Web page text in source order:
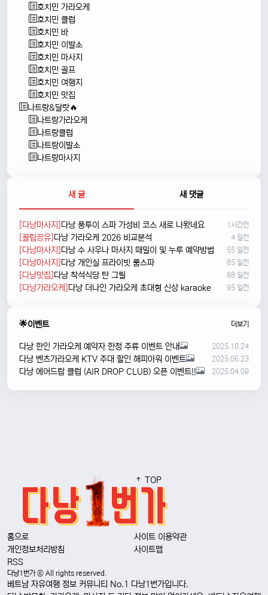
호치민 가라오케
호치민 클럽
호치민 바
호치민 이발소
호치민 마사지
호치민 골프
호치민 여행지
호치민 맛집
나트랑&달랏🔥
나트랑가라오케
나트랑클럽
나트랑이발소
나트랑마사지
새 글 새 댓글
[다낭마사지]다낭 풍투이 스파 가성비 코스 새로 나왔네요 1시간전
[꿀팁공유]다낭 가라오케 2026 비교분석 4 일전
[다낭마사지]다낭 수 사우나 마사지 때밀이 및 누루 예약방법 55 일전
[다낭마사지]다낭 개인실 프라이빗 룸스파 85 일전
[다낭맛집]다낭 착석식당 탄 그릴 88 일전
[다낭가라오케]다낭 더나인 가라오케 초대형 신상 karaoke 95 일전
🌟이벤트 더보기
다낭 한인 가라오케 예약자 한정 주류 이벤트 안내 2025.10.24
다낭 벤츠가라오케 KTV 주대 할인 해피아워 이벤트 2025.06.23
다낭 에어드랍 클럽 (AIR DROP CLUB) 오픈 이벤트!! 2025.04.09
TOP
홈으로
사이트 이용약관
개인정보처리방침
사이트맵
RSS
다낭1번가 ⓒ All rights reserved.
베트남 자유여행 정보 커뮤니티 No.1 다낭1번가입니다.